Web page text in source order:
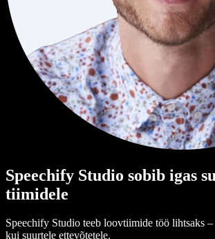
Speechify Studio sobib igas
tiimidele
Speechify Studio teeb loovtiimide töö lihtsaks
kui suurtele ettevõtetele.